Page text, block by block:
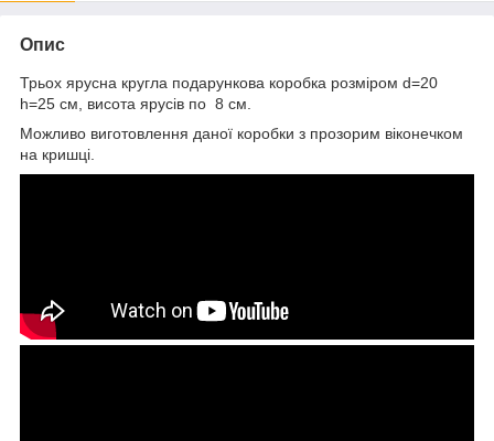
Опис
Трьох ярусна кругла подарункова коробка розміром d=20
h=25 см, висота ярусів по 8 см.
Можливо виготовлення даної коробки з прозорим віконечком
на кришці.